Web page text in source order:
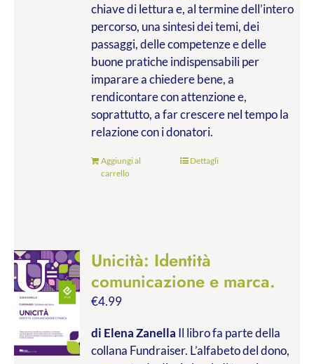
chiave di lettura e, al termine dell’intero
percorso, una sintesi dei temi, dei
passaggi, delle competenze e delle
buone pratiche indispensabili per
imparare a chiedere bene, a
rendicontare con attenzione e,
soprattutto, a far crescere nel tempo la
relazione con i donatori.
Aggiungi al
carrello
Dettagli
Unicità: Identità
comunicazione e marca.
€4.99
di Elena Zanella Il libro fa parte della
collana Fundraiser. L’alfabeto del dono,